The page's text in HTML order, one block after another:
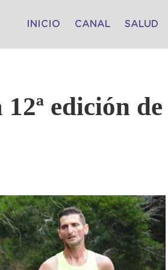
INICIO CANAL SALUD
edición de